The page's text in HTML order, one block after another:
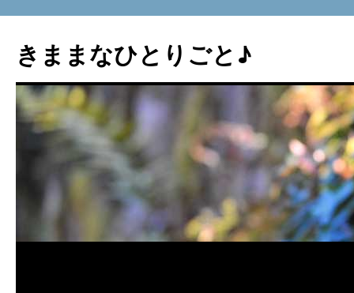
テ
ン
ス
キ
きままなひとりごと♪